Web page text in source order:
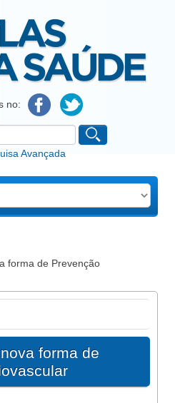
no:
Avançada
forma de Prevenção
forma de